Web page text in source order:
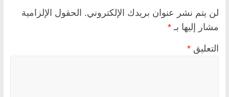
لن يتم نشر عنوان بريدك الإلكتروني. الحقول الإلزامية
مشار إليها بـ *
التعليق *